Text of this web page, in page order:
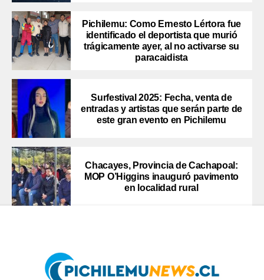
Pichilemu: Como Ernesto Lértora fue
identificado el deportista que murió
trágicamente ayer, al no activarse su
paracaidista
Surfestival 2025: Fecha, venta de
entradas y artistas que serán parte de
este gran evento en Pichilemu
Chacayes, Provincia de Cachapoal:
MOP O’Higgins inauguró pavimento
en localidad rural